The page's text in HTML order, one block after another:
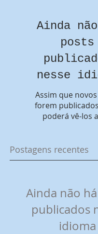
Ainda
posts
nesse
Assim que
forem
poderá vê-los
Postagens recentes
Ainda não
publicados
idioma